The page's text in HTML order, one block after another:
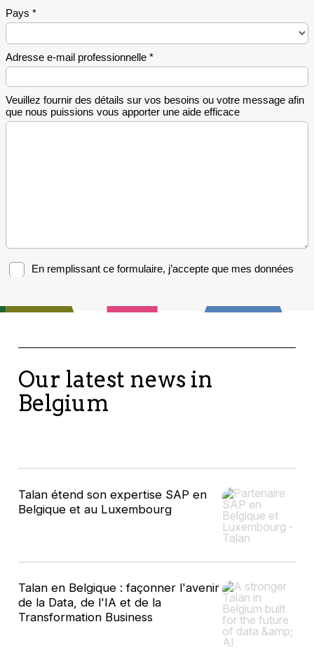
Our latest news in
Belgium
Talan étend son expertise SAP en
Belgique et au Luxembourg
Talan en Belgique : façonner l'avenir
de la Data, de l'IA et de la
Transformation Business